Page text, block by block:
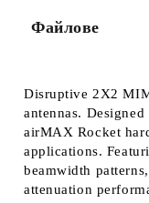
Файлове
Disruptive 2X2
antennas.
airMAX Rocket
applications.
beamwidth
attenuation